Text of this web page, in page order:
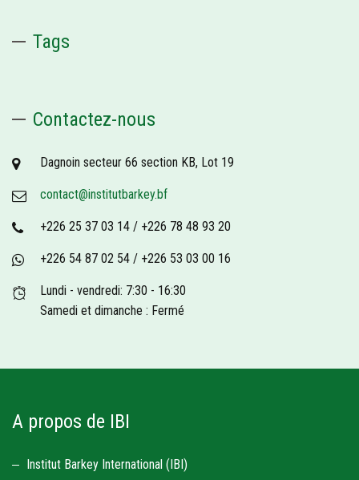
Tags
Contactez-nous
Dagnoin secteur 66 section KB, Lot 19
contact@institutbarkey.bf
+226 25 37 03 14 / +226 78 48 93 20
+226 54 87 02 54 / +226 53 03 00 16
Lundi - vendredi: 7:30 - 16:30
Samedi et dimanche : Fermé
A propos de IBI
Institut Barkey International (IBI)